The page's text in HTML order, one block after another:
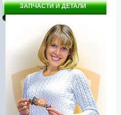
ЗАПЧАСТИ И ДЕТАЛИ